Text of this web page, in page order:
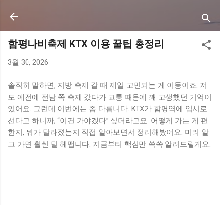
함평나비축제 KTX 이용 꿀팁 총정리
3월 30, 2026
솔직히 말하면, 지방 축제 갈 때 제일 고민되는 게 이동이죠. 저
도 예전에 전남 쪽 축제 갔다가 교통 때문에 꽤 고생했던 기억이
있어요. 그런데 이번에는 좀 다릅니다. KTX가 함평역에 임시로
선다고 하니까, “이건 가야겠다” 싶더라고요. 어떻게 가는 게 편
한지, 뭐가 달라졌는지 직접 알아보면서 정리해봤어요. 미리 알
고 가면 훨씬 덜 헤맵니다. 지금부터 핵심만 쏙쏙 알려드릴게요.